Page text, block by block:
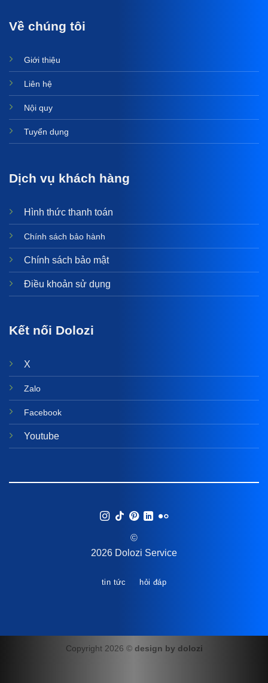
Về chúng tôi
Giới thiệu
Liên hệ
Nội quy
Tuyển dụng
Dịch vụ khách hàng
Hình thức thanh toán
Chính sách bảo hành
Chính sách bảo mật
Điều khoản sử dụng
Kết nối Dolozi
X
Zalo
Facebook
Youtube
©
2026 Dolozi Service
tin tức hỏi đáp
Copyright 2026 © design by dolozi